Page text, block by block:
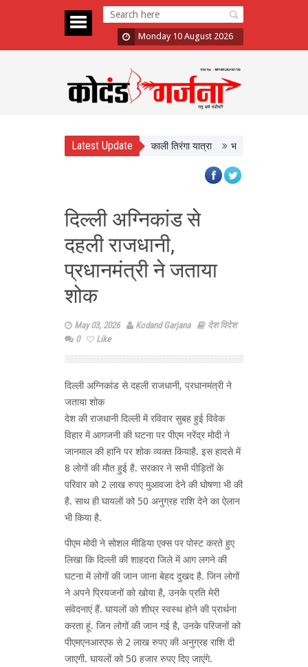
Monday 10 August 2026
Latest Update
अभियान का आगाज, CM Yadav ने निकाली तिरंगा यात्रा भद्रा के साये में सावन
दिल्ली अग्निकांड से
दहली राजधानी,
प्रधानमंत्री ने जताया
शोक
May 03, 2026 Kodand Garjana
देश विदेश
0
Like
दिल्ली अग्निकांड से दहली राजधानी, प्रधानमंत्री ने
जताया शोक
देश की राजधानी दिल्ली में रविवार सुबह हुई विवेक
विहार में आगजनी की घटना पर पीएम नरेंद्र मोदी ने
जानमाल की हानि पर शोक व्यक्त कियाहै. इस हादसे में
8 लोगों की मौत हुई है. सरकार ने सभी पीड़ितों के
परिवार को 2 लाख रुपए मुआवजा देने की घोषणा भी की
है. साथ ही घायलों को 50 अनुग्रह राशि देने का ऐलान
भी किया है.
पीएम मोदी ने सोशल मीडिया एक्स पर पोस्ट करते हुए
लिखा कि दिल्ली की शाहदरा जिले में आग लगने की
घटना में लोगों की जान जाना बेहद दुखद है. जिन लोगों
ने अपने प्रियजनों को खोया है, उनके प्रति मेरी
संवेदनाएं हैं. घायलों को शीघ्र स्वस्थ होने की प्रार्थना
करता हूं. जिन लोगों की जान गई है, उनके परिजनों को
पीएमएनआरएफ से 2 लाख रुपए की अनुग्रह राशि दी
जाएगी. घायलों को 50 हजार रुपए दिए जाएंगे.